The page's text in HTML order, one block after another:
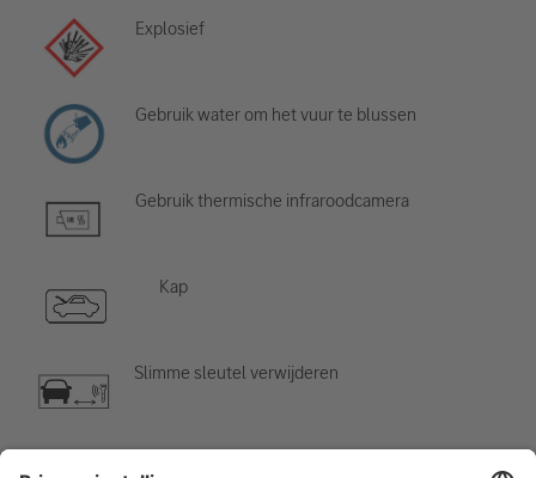
Explosief
Gebruik water om het vuur te blussen
Gebruik thermische infraroodcamera
Kap
Slimme sleutel verwijderen
Airco-component